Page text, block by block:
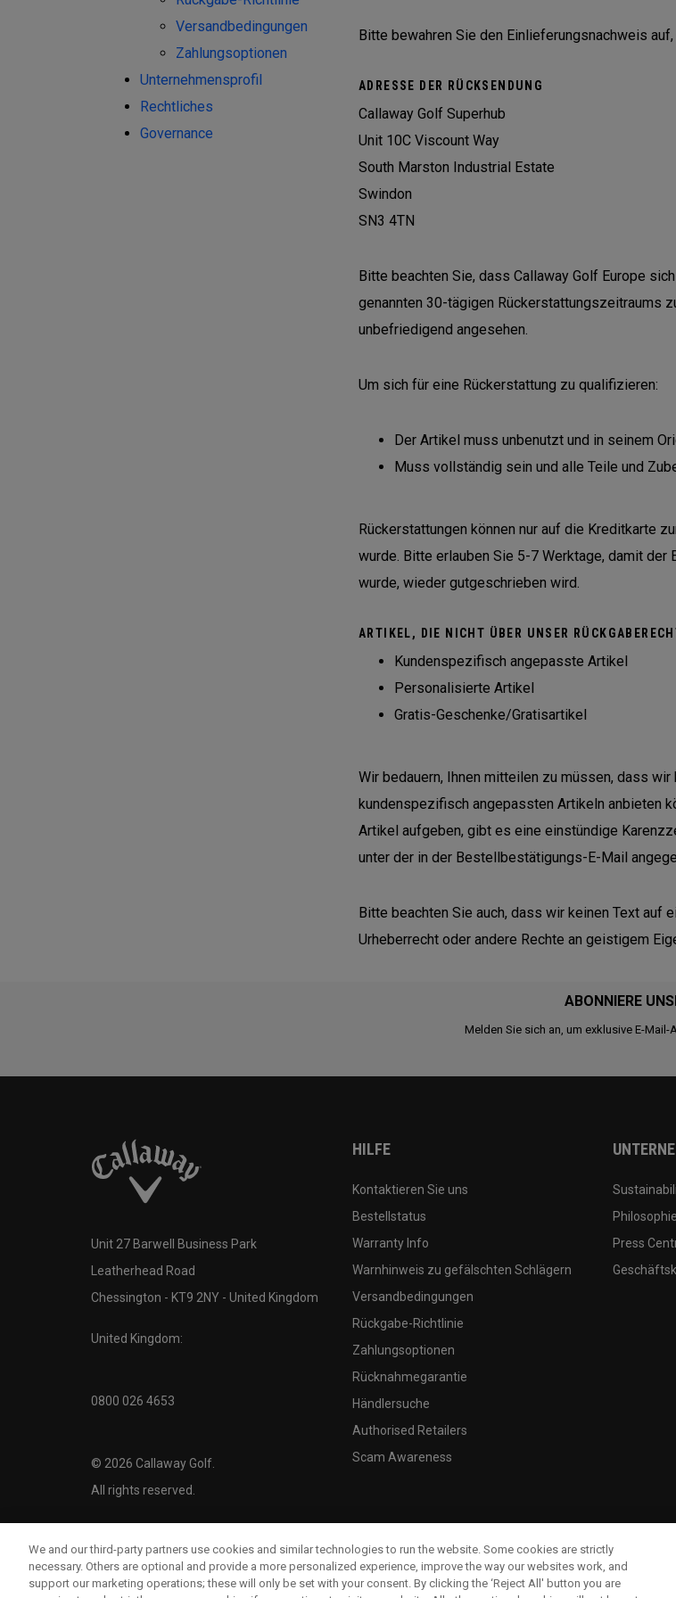
Versandbedingungen
Zahlungsoptionen
Unternehmensprofil
Rechtliches
Governance
Bitte bewahren Sie den Einlieferungsnachweis
ADRESSE DER RÜCKSENDUNG
Callaway Golf Superhub
Unit 10C Viscount Way
South Marston Industrial Estate
Swindon
SN3 4TN
Bitte beachten Sie, dass Callaway Golf Europe
genannten 30-tägigen Rückerstattungszeitraums
unbefriedigend angesehen.
Um sich für eine Rückerstattung zu qualifizieren:
Der Artikel muss unbenutzt und in seinem
Muss vollständig sein und alle Teile und
Rückerstattungen können nur auf die Kreditkarte
wurde. Bitte erlauben Sie 5-7 Werktage, damit
wurde, wieder gutgeschrieben wird.
ARTIKEL, DIE NICHT ÜBER UNSER
Kundenspezifisch angepasste Artikel
Personalisierte Artikel
Gratis-Geschenke/Gratisartikel
Wir bedauern, Ihnen mitteilen zu müssen, dass
kundenspezifisch angepassten Artikeln anbieten
Artikel aufgeben, gibt es eine einstündige
unter der in der Bestellbestätigungs-E-Mail
Bitte beachten Sie auch, dass wir keinen Text auf
Urheberrecht oder andere Rechte an geistigem
ABONNIERE
Melden Sie sich an, um exklusive E-
Unit 27 Barwell Business Park
Leatherhead Road
Chessington - KT9 2NY - United Kingdom
United Kingdom:
0800 026 4653
© 2026 Callaway Golf.
All rights reserved.
HILFE
Kontaktieren Sie uns
Bestellstatus
Warranty Info
Warnhinweis zu gefälschten Schlägern
Versandbedingungen
Rückgabe-Richtlinie
Zahlungsoptionen
Rücknahmegarantie
Händlersuche
Authorised Retailers
Scam Awareness
Philosophie
Press
We and our third-party partners use cookies and similar technologies to run the website. Some cookies are strictly
necessary. Others are optional and provide a more personalized experience, improve the way our websites work, and
support our marketing operations; these will only be set with your consent. By clicking the ‘Reject All' button you are